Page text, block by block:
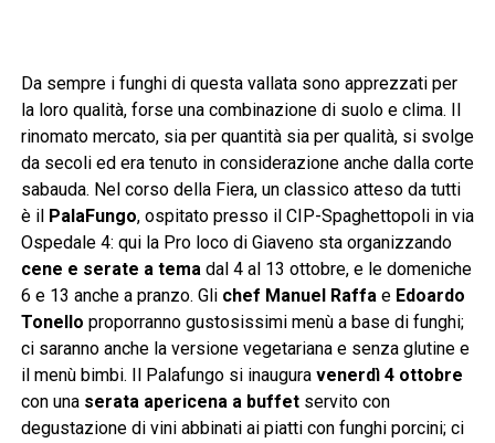
Da sempre i funghi di questa vallata sono apprezzati per
la loro qualità, forse una combinazione di suolo e clima. Il
rinomato mercato, sia per quantità sia per qualità, si svolge
da secoli ed era tenuto in considerazione anche dalla corte
sabauda. Nel corso della Fiera, un classico atteso da tutti
è il PalaFungo, ospitato presso il CIP-Spaghettopoli in via
Ospedale 4: qui la Pro loco di Giaveno sta organizzando
cene e serate a tema dal 4 al 13 ottobre, e le domeniche
6 e 13 anche a pranzo. Gli chef Manuel Raffa e Edoardo
Tonello proporranno gustosissimi menù a base di funghi;
ci saranno anche la versione vegetariana e senza glutine e
il menù bimbi. Il Palafungo si inaugura venerdì 4 ottobre
con una serata apericena a buffet servito con
degustazione di vini abbinati ai piatti con funghi porcini; ci